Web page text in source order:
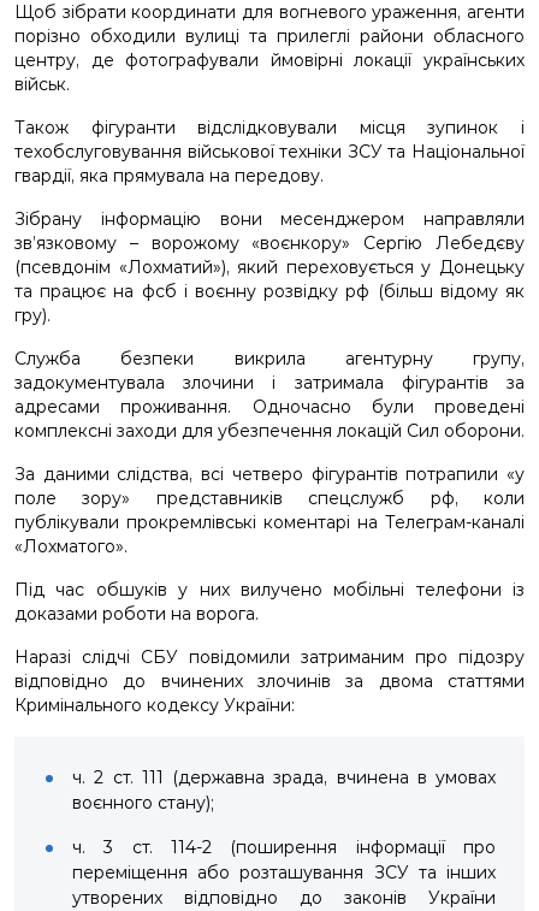
Щоб зібрати координати для вогневого ураження, агенти
порізно обходили вулиці та прилеглі райони обласного
центру, де фотографували ймовірні локації українських
військ.
Також фігуранти відслідковували місця зупинок і
техобслуговування військової техніки ЗСУ та Національної
гвардії, яка прямувала на передову.
Зібрану інформацію вони месенджером направляли
зв’язковому – ворожому «воєнкору» Сергію Лебедєву
(псевдонім «Лохматий»), який переховується у Донецьку
та працює на фсб і воєнну розвідку рф (більш відому як
гру).
Служба безпеки викрила агентурну групу,
задокументувала злочини і затримала фігурантів за
адресами проживання. Одночасно були проведені
комплексні заходи для убезпечення локацій Сил оборони.
За даними слідства, всі четверо фігурантів потрапили «у
поле зору» представників спецслужб рф, коли
публікували прокремлівські коментарі на Телеграм-каналі
«Лохматого».
Під час обшуків у них вилучено мобільні телефони із
доказами роботи на ворога.
Наразі слідчі СБУ повідомили затриманим про підозру
відповідно до вчинених злочинів за двома статтями
Кримінального кодексу України:
ч. 2 ст. 111 (державна зрада, вчинена в умовах
воєнного стану);
ч. 3 ст. 114-2 (поширення інформації про
переміщення або розташування ЗСУ та інших
утворених відповідно до законів України